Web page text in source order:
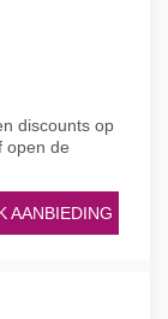
discounts op
open de
AANBIEDING